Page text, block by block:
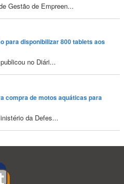
Gestão de Empreen...
para disponibilizar 800 tablets aos
no Diári...
compra de motos aquáticas para
da Defes...